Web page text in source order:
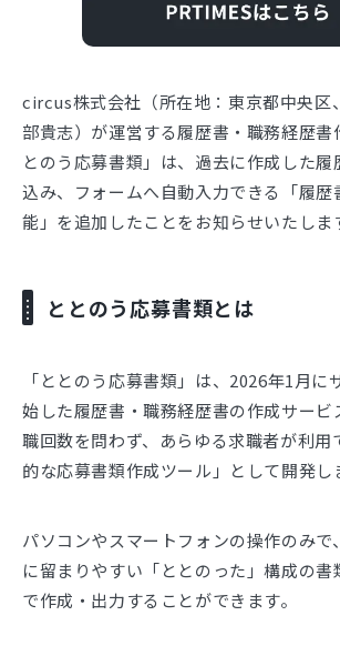
circus株式会社（所在地：東京都中央区
部貴志）が運営する履歴書・職務経歴書
とのう応募書類」は、過去に作成した履
込み、フォームへ自動入力できる「履歴
能」を追加したことをお知らせいたしま
ととのう応募書類とは
「ととのう応募書類」は、2026年1月に
始した履歴書・職務経歴書の作成サービ
職回数を問わず、あらゆる求職者が利用
的な応募書類作成ツール」として開発し
パソコンやスマートフォンの操作のみで
に留まりやすい「ととのった」構成の書
で作成・出力することができます。